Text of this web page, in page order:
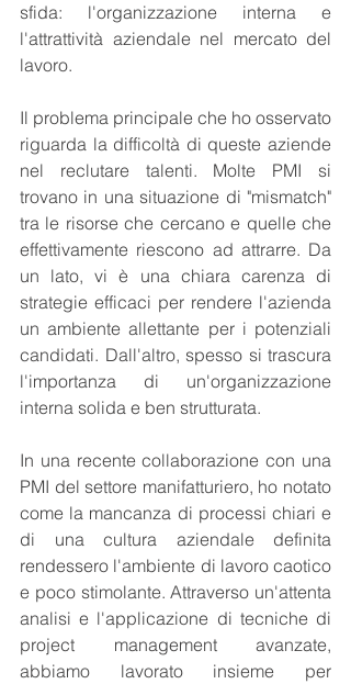
sfida: l'organizzazione interna e
l'attrattività aziendale nel mercato del
lavoro.
Il problema principale che ho osservato
riguarda la difficoltà di queste aziende
nel reclutare talenti. Molte PMI si
trovano in una situazione di "mismatch"
tra le risorse che cercano e quelle che
effettivamente riescono ad attrarre. Da
un lato, vi è una chiara carenza di
strategie efficaci per rendere l'azienda
un ambiente allettante per i potenziali
candidati. Dall'altro, spesso si trascura
l'importanza di un'organizzazione
interna solida e ben strutturata.
In una recente collaborazione con una
PMI del settore manifatturiero, ho notato
come la mancanza di processi chiari e
di una cultura aziendale definita
rendessero l'ambiente di lavoro caotico
e poco stimolante. Attraverso un'attenta
analisi e l'applicazione di tecniche di
project management avanzate,
abbiamo lavorato insieme per